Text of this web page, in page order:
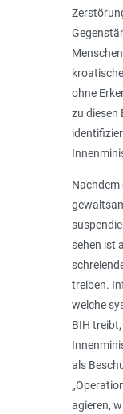
ohne
zu diesen
Nachdem
sehen ist
treiben.
welche
BIH
als
agieren,